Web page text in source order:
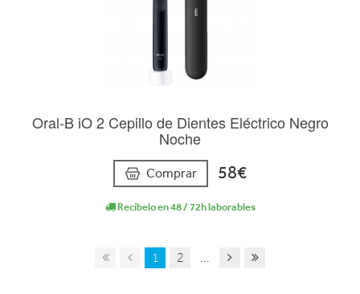
Oral-B iO 2 Cepillo de Dientes Eléctrico Negro
Noche
Comprar 58€
Recíbelo en 48 / 72h laborables
1 2 ...